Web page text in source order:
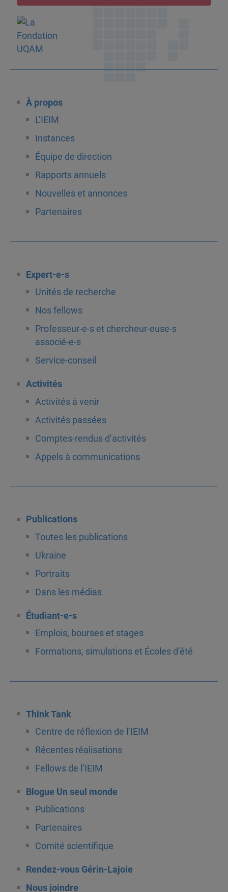
À propos
L’IEIM
Instances
Équipe de direction
Rapports annuels
Nouvelles et annonces
Partenaires
Expert-e-s
Unités de recherche
Nos fellows
Professeur-e-s et chercheur-euse-s
associé-e-s
Service-conseil
Activités
Activités à venir
Activités passées
Comptes-rendus d’activités
Appels à communications
Publications
Toutes les publications
Ukraine
Portraits
Dans les médias
Étudiant-e-s
Emplois, bourses et stages
Formations, simulations et Écoles d’été
Think Tank
Centre de réflexion de l’IEIM
Récentes réalisations
Fellows de l’IEIM
Blogue Un seul monde
Publications
Partenaires
Comité scientifique
Rendez-vous Gérin-Lajoie
Nous joindre